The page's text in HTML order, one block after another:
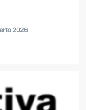
2026